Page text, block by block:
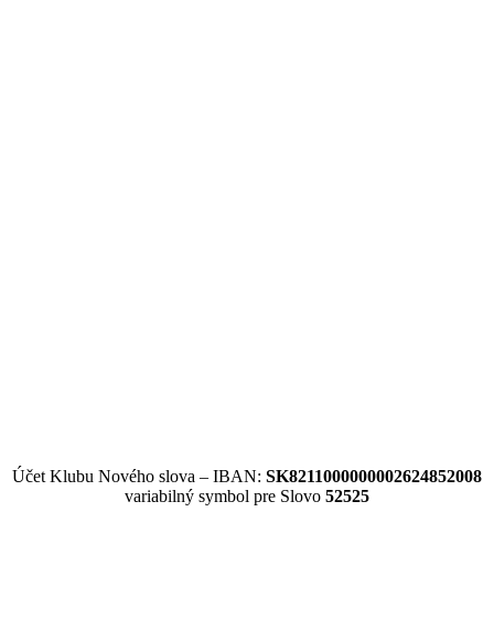
Účet Klubu Nového slova – IBAN: SK8211000000002624852008
variabilný symbol pre Slovo 52525